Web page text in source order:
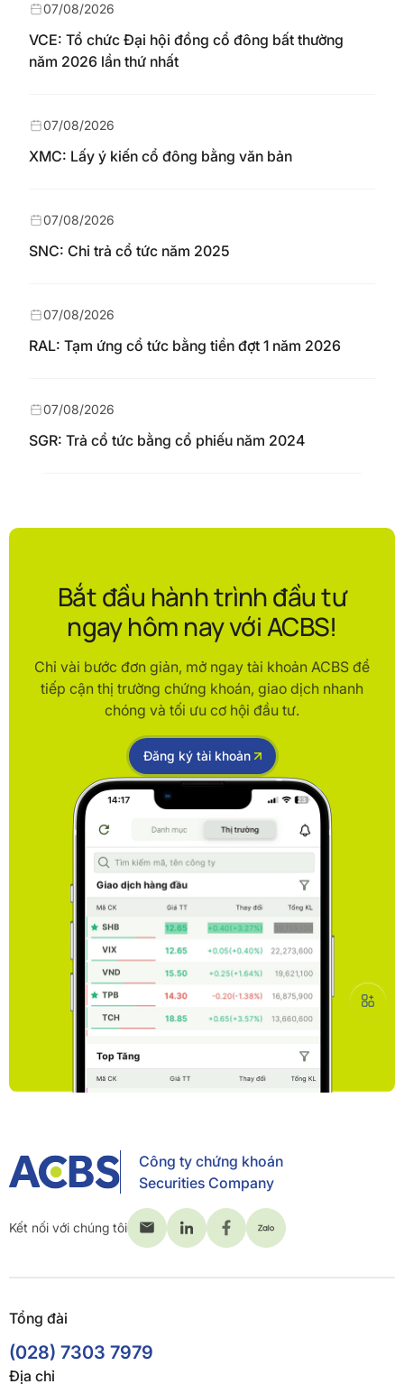
VCE: Tổ chức Đại hội đồng cổ đông bất thường
năm 2026 lần thứ nhất
07/08/2026
XMC: Lấy ý kiến cổ đông bằng văn bản
07/08/2026
SNC: Chi trả cổ tức năm 2025
07/08/2026
RAL: Tạm ứng cổ tức bằng tiền đợt 1 năm 2026
07/08/2026
SGR: Trả cổ tức bằng cổ phiếu năm 2024
07/08/2026
Bắt đầu hành trình đầu tư
ngay hôm nay với ACBS!
Chỉ vài bước đơn giản, mở ngay tài khoản ACBS để
tiếp cận thị trường chứng khoán, giao dịch nhanh
chóng và tối ưu cơ hội đầu tư.
Đăng ký tài khoản
Công ty chứng khoán
Securities Company
Kết nối với chúng tôi
Tổng đài
(028) 7303 7979
Địa chỉ